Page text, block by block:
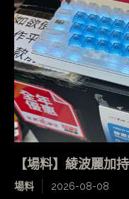
【場料】綾波麗加
場料 2026-08-08